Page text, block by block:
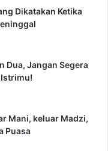
Dikatakan Ketika
Dua, Jangan Segera
Mani, keluar Madzi,
Puasa